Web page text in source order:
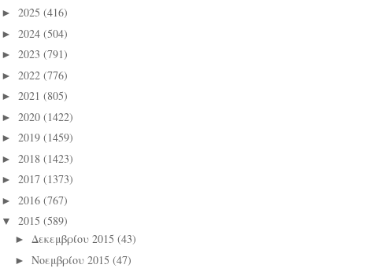
► 2025 (416)
► 2024 (504)
► 2023 (791)
► 2022 (776)
► 2021 (805)
► 2020 (1422)
► 2019 (1459)
► 2018 (1423)
► 2017 (1373)
► 2016 (767)
▼ 2015 (589)
► Δεκεμβρίου 2015 (43)
► Νοεμβρίου 2015 (47)